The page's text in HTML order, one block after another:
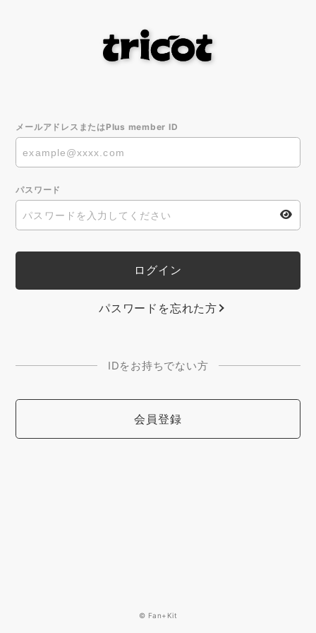
メールアドレスまたはPlus member ID
パスワード
パスワードを忘れた方
IDをお持ちでない方
会員登録
© Fan+Kit